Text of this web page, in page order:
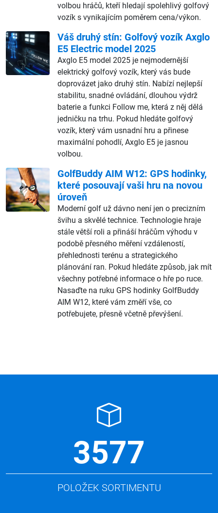
volbou hráčů, kteří hledají spolehlivý golfový
vozík s vynikajícím poměrem cena/výkon.
Váš druhý stín: Golfový vozík Axglo
E5 Electric model 2025
Axglo E5 model 2025 je nejmodernější
elektrický golfový vozík, který vás bude
doprovázet jako druhý stín. Nabízí nejlepší
stabilitu, snadné ovládání, dlouhou výdrž
baterie a funkci Follow me, která z něj dělá
jedničku na trhu. Pokud hledáte golfový
vozík, který vám usnadní hru a přinese
maximální pohodlí, Axglo E5 je jasnou
volbou.
GolfBuddy AIM W12: GPS hodinky,
které posouvají vaši hru na novou
úroveň
Moderní golf už dávno není jen o precizním
švihu a skvělé technice. Technologie hraje
stále větší roli a přináší hráčům výhodu v
podobě přesného měření vzdáleností,
přehlednosti terénu a strategického
plánování ran. Pokud hledáte způsob, jak mít
všechny potřebné informace o hře po ruce.
Nasaďte na ruku GPS hodinky GolfBuddy
AIM W12, které vám změří vše, co
potřebujete, přesně včetně převýšení.
3577
POLOŽEK SORTIMENTU